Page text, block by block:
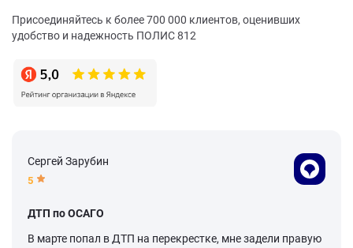
Присоединяйтесь к более 700 000 клиентов, оценивших
удобство и надежность ПОЛИС 812
Сергей Зарубин
5
ДТП по ОСАГО
В марте попал в ДТП на перекрестке, мне задели правую